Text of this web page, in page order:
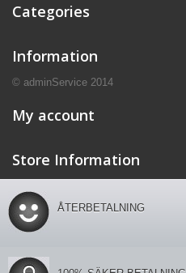
Categories
Information
© adminService 2014
My account
Store Information
ÅTERBETALNING